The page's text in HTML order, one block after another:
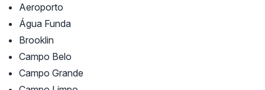
Aeroporto
Água Funda
Brooklin
Campo Belo
Campo Grande